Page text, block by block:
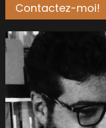
Contactez-moi!